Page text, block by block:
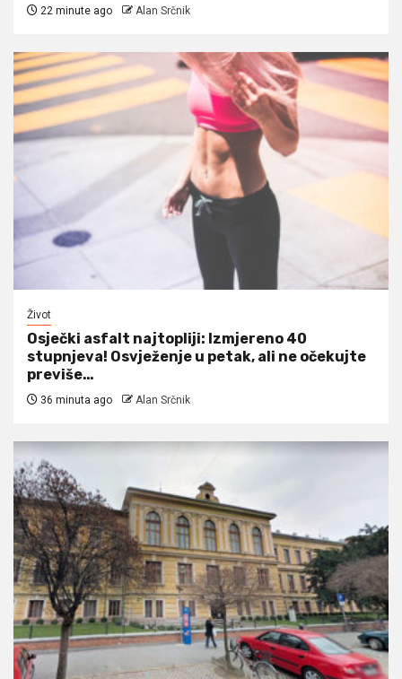
22 minute ago Alan Srčnik
Život
Osječki asfalt najtopliji: Izmjereno 40
stupnjeva! Osvježenje u petak, ali ne očekujte
previše…
36 minuta ago Alan Srčnik